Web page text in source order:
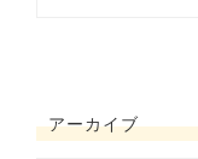
アーカイブ